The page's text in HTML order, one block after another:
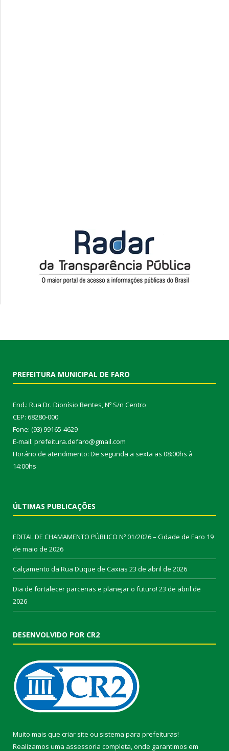
PREFEITURA MUNICIPAL DE FARO
End.: Rua Dr. Dionísio Bentes, Nº S/n Centro
CEP: 68280-000
Fone: (93) 99165-4629
E-mail: prefeitura.defaro@gmail.com
Horário de atendimento: De segunda a sexta as 08:00hs à
14:00hs
ÚLTIMAS PUBLICAÇÕES
EDITAL DE CHAMAMENTO PÚBLICO Nº 01/2026 – Cidade de Faro 19
de maio de 2026
Calçamento da Rua Duque de Caxias 23 de abril de 2026
Dia de fortalecer parcerias e planejar o futuro! 23 de abril de
2026
DESENVOLVIDO POR CR2
Muito mais que criar site ou sistema para prefeituras!
Realizamos uma assessoria completa, onde garantimos em